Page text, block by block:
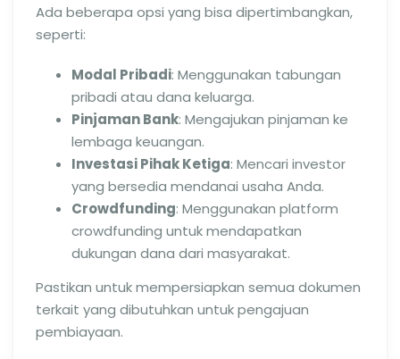
Ada beberapa opsi yang bisa dipertimbangkan,
seperti:
Modal Pribadi: Menggunakan tabungan
pribadi atau dana keluarga.
Pinjaman Bank: Mengajukan pinjaman ke
lembaga keuangan.
Investasi Pihak Ketiga: Mencari investor
yang bersedia mendanai usaha Anda.
Crowdfunding: Menggunakan platform
crowdfunding untuk mendapatkan
dukungan dana dari masyarakat.
Pastikan untuk mempersiapkan semua dokumen
terkait yang dibutuhkan untuk pengajuan
pembiayaan.